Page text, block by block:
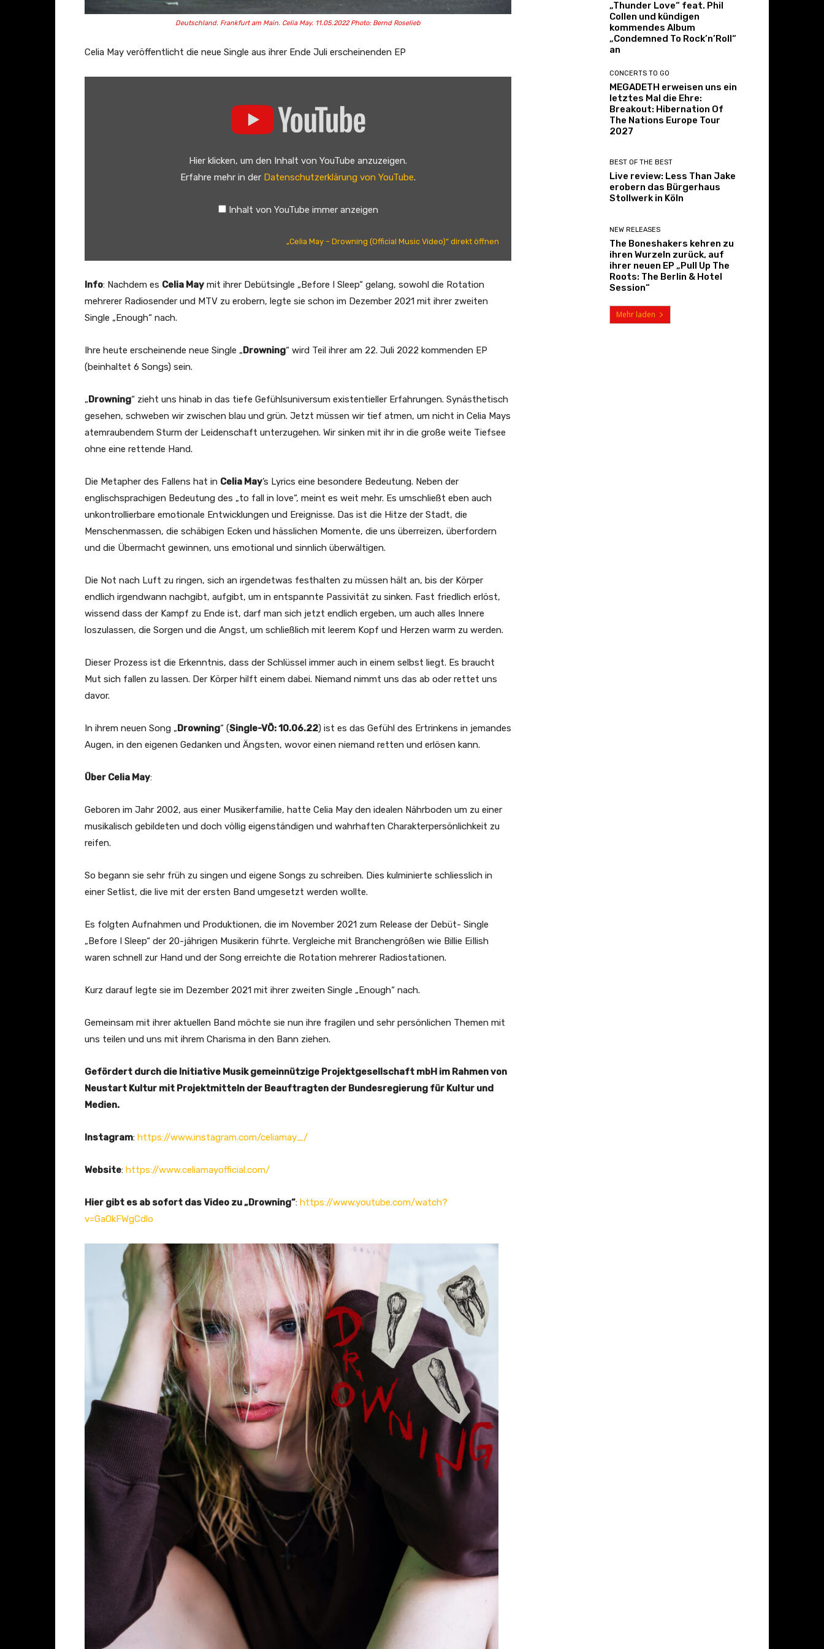
Deutschland. Frankfurt am Main. Celia May. 11.05.2022 Photo: Bernd Roselieb
Celia May veröffentlicht die neue Single aus ihrer Ende Juli erscheinenden EP
o
w
n
n
g
O
f
f
i
a
l
M
u
i
c
V
i
e
o
)
v
o
Y
u
T
u
e
a
z
e
i
e
Hier klicken, um den Inhalt von YouTube anzuzeigen.
Erfahre mehr in der Datenschutzerklärung von YouTube.
Inhalt von YouTube immer anzeigen
„Celia May – Drowning (Official Music Video)“ direkt öffnen
Info: Nachdem es Celia May mit ihrer Debütsingle „Before I Sleep“ gelang, sowohl die Rotation
mehrerer Radiosender und MTV zu erobern, legte sie schon im Dezember 2021 mit ihrer zweiten
Single „Enough“ nach.
Ihre heute erscheinende neue Single „Drowning“ wird Teil ihrer am 22. Juli 2022 kommenden EP
(beinhaltet 6 Songs) sein.
„Drowning“ zieht uns hinab in das tiefe Gefühlsuniversum existentieller Erfahrungen. Synästhetisch
gesehen, schweben wir zwischen blau und grün. Jetzt müssen wir tief atmen, um nicht in Celia Mays
atemraubendem Sturm der Leidenschaft unterzugehen. Wir sinken mit ihr in die große weite Tiefsee
ohne eine rettende Hand.
Die Metapher des Fallens hat in Celia May’s Lyrics eine besondere Bedeutung. Neben der
englischsprachigen Bedeutung des „to fall in love“, meint es weit mehr. Es umschließt eben auch
unkontrollierbare emotionale Entwicklungen und Ereignisse. Das ist die Hitze der Stadt, die
Menschenmassen, die schäbigen Ecken und hässlichen Momente, die uns überreizen, überfordern
und die Übermacht gewinnen, uns emotional und sinnlich überwältigen.
Die Not nach Luft zu ringen, sich an irgendetwas festhalten zu müssen hält an, bis der Körper
endlich irgendwann nachgibt, aufgibt, um in entspannte Passivität zu sinken. Fast friedlich erlöst,
wissend dass der Kampf zu Ende ist, darf man sich jetzt endlich ergeben, um auch alles Innere
loszulassen, die Sorgen und die Angst, um schließlich mit leerem Kopf und Herzen warm zu werden.
Dieser Prozess ist die Erkenntnis, dass der Schlüssel immer auch in einem selbst liegt. Es braucht
Mut sich fallen zu lassen. Der Körper hilft einem dabei. Niemand nimmt uns das ab oder rettet uns
davor.
In ihrem neuen Song „Drowning“ (Single-VÖ: 10.06.22) ist es das Gefühl des Ertrinkens in jemandes
Augen, in den eigenen Gedanken und Ängsten, wovor einen niemand retten und erlösen kann.
Über Celia May:
Geboren im Jahr 2002, aus einer Musikerfamilie, hatte Celia May den idealen Nährboden um zu einer
musikalisch gebildeten und doch völlig eigenständigen und wahrhaften Charakterpersönlichkeit zu
reifen.
So begann sie sehr früh zu singen und eigene Songs zu schreiben. Dies kulminierte schliesslich in
einer Setlist, die live mit der ersten Band umgesetzt werden wollte.
Es folgten Aufnahmen und Produktionen, die im November 2021 zum Release der Debüt- Single
„Before I Sleep“ der 20-jährigen Musikerin führte. Vergleiche mit Branchengrößen wie Billie EiIlish
waren schnell zur Hand und der Song erreichte die Rotation mehrerer Radiostationen.
Kurz darauf legte sie im Dezember 2021 mit ihrer zweiten Single „Enough“ nach.
Gemeinsam mit ihrer aktuellen Band möchte sie nun ihre fragilen und sehr persönlichen Themen mit
uns teilen und uns mit ihrem Charisma in den Bann ziehen.
Gefördert durch die Initiative Musik gemeinnützige Projektgesellschaft mbH im Rahmen von
Neustart Kultur mit Projektmitteln der Beauftragten der Bundesregierung für Kultur und
Medien.
Instagram: https://www.instagram.com/celiamay_/
Website: https://www.celiamayofficial.com/
Hier gibt es ab sofort das Video zu „Drowning“: https://www.youtube.com/watch?
v=GaOkFWgCdlo
„Thunder Love“ feat. Phil
Collen und kündigen
kommendes Album
„Condemned To Rock’n’Roll“
an
CONCERTS TO GO
MEGADETH erweisen uns ein
letztes Mal die Ehre:
Breakout: Hibernation Of
The Nations Europe Tour
2027
BEST OF THE BEST
Live review: Less Than Jake
erobern das Bürgerhaus
Stollwerk in Köln
NEW RELEASES
The Boneshakers kehren zu
ihren Wurzeln zurück, auf
ihrer neuen EP „Pull Up The
Roots: The Berlin & Hotel
Session“
Mehr laden